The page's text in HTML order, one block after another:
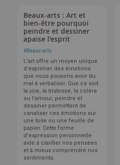
Beaux-arts : Art et
bien-être pourquoi
peindre et dessiner
apaise l'esprit
#Beaux-arts
L'art offre un moyen unique
d'exprimer des émotions
que nous pouvons avoir du
mal à verbaliser. Que ce soit
la joie, la tristesse, la colère
ou l'amour, peindre et
dessiner permettent de
canaliser ces émotions sur
une toile ou une feuille de
papier. Cette forme
d'expression personnelle
aide à clarifier nos pensées
et à mieux comprendre nos
sentiments.